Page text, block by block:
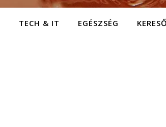
TECH & IT EGÉSZSÉG